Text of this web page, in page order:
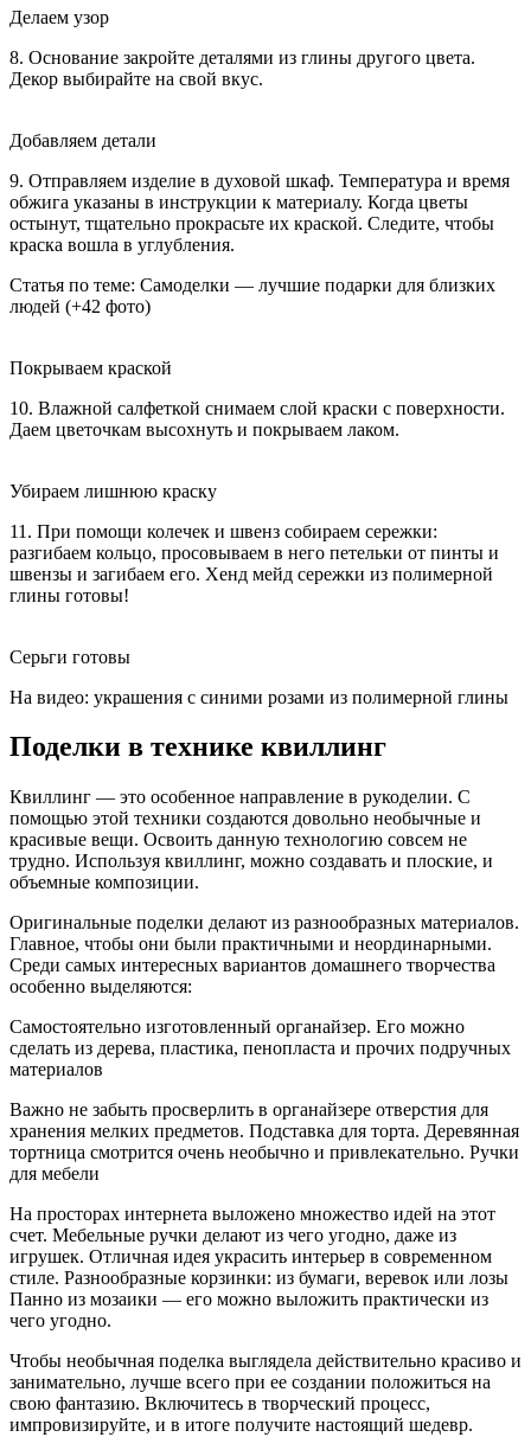
Делаем узор
8. Основание закройте деталями из глины другого цвета.
Декор выбирайте на свой вкус.
Добавляем детали
9. Отправляем изделие в духовой шкаф. Температура и время
обжига указаны в инструкции к материалу. Когда цветы
остынут, тщательно прокрасьте их краской. Следите, чтобы
краска вошла в углубления.
Статья по теме: Самоделки — лучшие подарки для близких
людей (+42 фото)
Покрываем краской
10. Влажной салфеткой снимаем слой краски с поверхности.
Даем цветочкам высохнуть и покрываем лаком.
Убираем лишнюю краску
11. При помощи колечек и швенз собираем сережки:
разгибаем кольцо, просовываем в него петельки от пинты и
швензы и загибаем его. Хенд мейд сережки из полимерной
глины готовы!
Серьги готовы
На видео: украшения с синими розами из полимерной глины
Поделки в технике квиллинг
Квиллинг — это особенное направление в рукоделии. С
помощью этой техники создаются довольно необычные и
красивые вещи. Освоить данную технологию совсем не
трудно. Используя квиллинг, можно создавать и плоские, и
объемные композиции.
Оригинальные поделки делают из разнообразных материалов.
Главное, чтобы они были практичными и неординарными.
Среди самых интересных вариантов домашнего творчества
особенно выделяются:
Самостоятельно изготовленный органайзер. Его можно
сделать из дерева, пластика, пенопласта и прочих подручных
материалов
Важно не забыть просверлить в органайзере отверстия для
хранения мелких предметов. Подставка для торта. Деревянная
тортница смотрится очень необычно и привлекательно. Ручки
для мебели
На просторах интернета выложено множество идей на этот
счет. Мебельные ручки делают из чего угодно, даже из
игрушек. Отличная идея украсить интерьер в современном
стиле. Разнообразные корзинки: из бумаги, веревок или лозы
Панно из мозаики — его можно выложить практически из
чего угодно.
Чтобы необычная поделка выглядела действительно красиво и
занимательно, лучше всего при ее создании положиться на
свою фантазию. Включитесь в творческий процесс,
импровизируйте, и в итоге получите настоящий шедевр.